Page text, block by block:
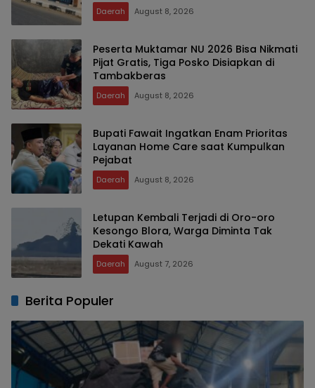
Daerah August 8, 2026
Peserta Muktamar NU 2026 Bisa Nikmati
Pijat Gratis, Tiga Posko Disiapkan di
Tambakberas
Daerah August 8, 2026
Bupati Fawait Ingatkan Enam Prioritas
Layanan Home Care saat Kumpulkan
Pejabat
Daerah August 8, 2026
Letupan Kembali Terjadi di Oro-oro
Kesongo Blora, Warga Diminta Tak
Dekati Kawah
Daerah August 7, 2026
Berita Populer